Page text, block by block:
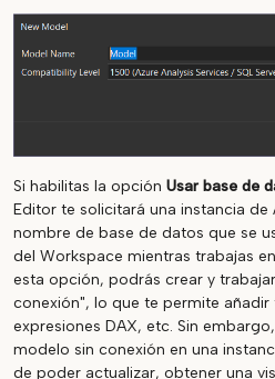
Si habilitas la opción Usar base de
Editor te solicitará una instancia de
nombre de base de datos que se
del Workspace mientras trabajas
esta opción, podrás crear y
conexión", lo que te permite
expresiones DAX, etc. Sin
modelo sin conexión en una
de poder actualizar, obtener una